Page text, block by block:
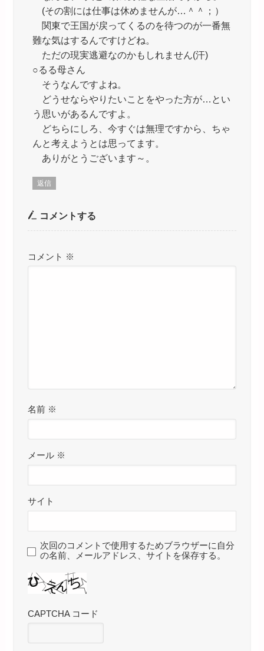
(その割には仕事は休めませんが…＾＾；）
関東で王国が戻ってくるのを待つのが一番無
難な気はするんですけどね。
ただの現実逃避なのかもしれません(汗)
○るる母さん
そうなんですよね。
どうせならやりたいことをやった方が…とい
う思いがあるんですよ。
どちらにしろ、今すぐは無理ですから、ちゃ
んと考えようとは思ってます。
ありがとうございます～。
返信
コメントする
コメント ※
名前 ※
メール ※
サイト
次回のコメントで使用するためブラウザーに自分
の名前、メールアドレス、サイトを保存する。
CAPTCHA コード